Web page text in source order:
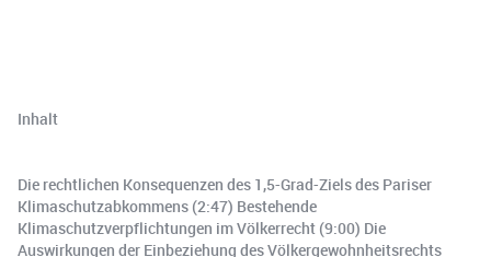
Inhalt
Die rechtlichen Konsequenzen des 1,5-Grad-Ziels des Pariser
Klimaschutzabkommens (2:47) Bestehende
Klimaschutzverpflichtungen im Völkerrecht (9:00) Die
Auswirkungen der Einbeziehung des Völkergewohnheitsrechts